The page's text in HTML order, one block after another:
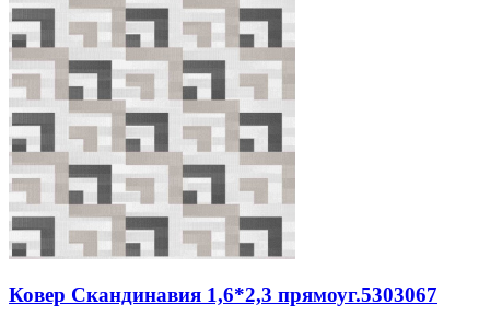
Ковер Скандинавия 1,6*2,3 прямоуг.5303067